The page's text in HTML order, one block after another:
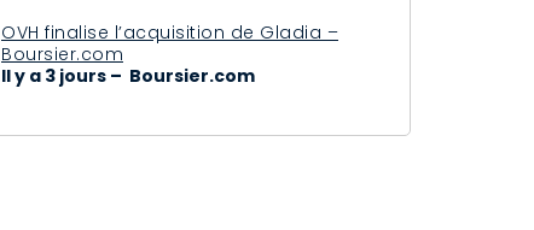
OVH finalise l’acquisition de Gladia –
Boursier.com
Il y a 3 jours – Boursier.com